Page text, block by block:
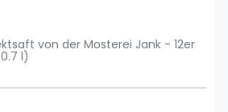
von der Mosterei Jank - 12er
l)